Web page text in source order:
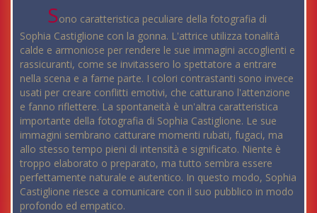
Sono caratteristica peculiare della fotografia di
Sophia Castiglione con la gonna. L'attrice utilizza tonalità
calde e armoniose per rendere le sue immagini accoglienti e
rassicuranti, come se invitassero lo spettatore a entrare
nella scena e a farne parte. I colori contrastanti sono invece
usati per creare conflitti emotivi, che catturano l'attenzione
e fanno riflettere. La spontaneità è un'altra caratteristica
importante della fotografia di Sophia Castiglione. Le sue
immagini sembrano catturare momenti rubati, fugaci, ma
allo stesso tempo pieni di intensità e significato. Niente è
troppo elaborato o preparato, ma tutto sembra essere
perfettamente naturale e autentico. In questo modo, Sophia
Castiglione riesce a comunicare con il suo pubblico in modo
profondo ed empatico.